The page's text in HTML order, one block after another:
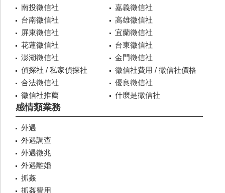
南投徵信社
嘉義徵信社
台南徵信社
高雄徵信社
屏東徵信社
宜蘭徵信社
花蓮徵信社
台東徵信社
澎湖徵信社
金門徵信社
偵探社 / 私家偵探社
徵信社費用 / 徵信社價格
合法徵信社
優良徵信社
徵信社推薦
什麼是徵信社
感情類業務
外遇
外遇調查
外遇徵兆
外遇離婚
抓姦
抓姦費用